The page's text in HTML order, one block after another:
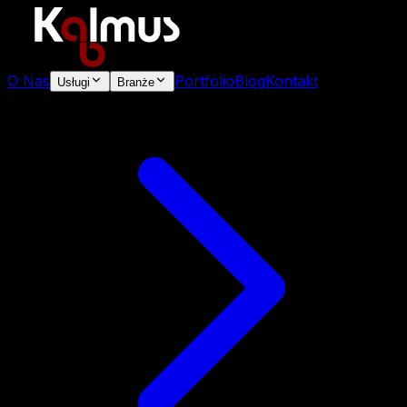
O Nas Usługi Branże PortfolioBlogKontakt